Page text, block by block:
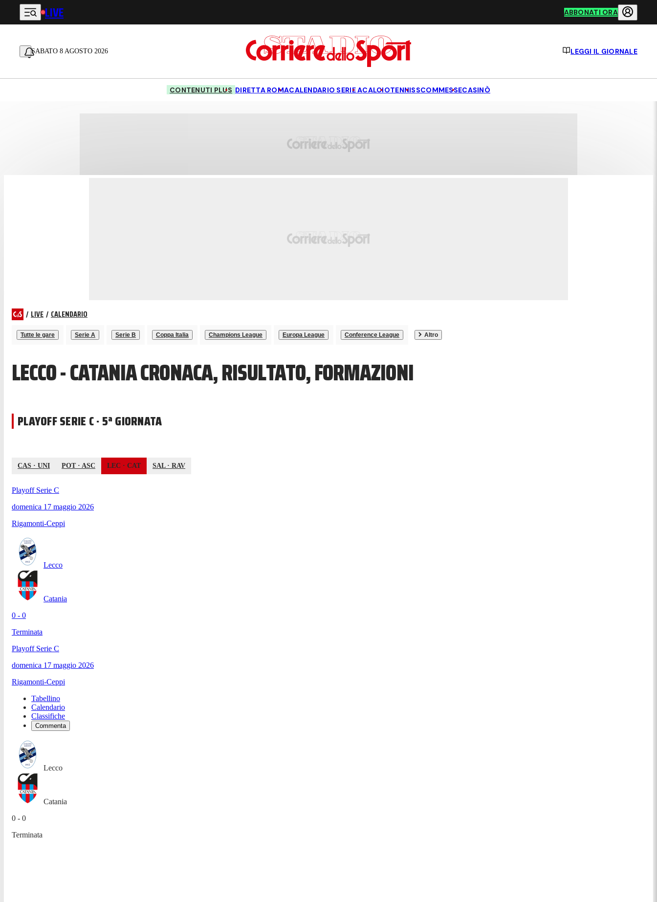
Vai al contenuto principale
LIVE ABBONATI ORA
SABATO 8 AGOSTO 2026 LEGGI IL GIORNALE
CONTENUTI PLUS DIRETTA ROMACALENDARIO SERIE ACALCIOTENNISSCOMMESSECASINÒ
/ LIVE / CALENDARIO
Tutte le gare Serie A Serie B Coppa Italia Champions League Europa League Conference League Altro
LECCO - CATANIA CRONACA, RISULTATO, FORMAZIONI
PLAYOFF SERIE C · 5ª GIORNATA
CAS · UNI POT· ASC LEC · CAT SAL· RAV
Playoff Serie C
domenica 17 maggio 2026
Rigamonti-Ceppi
Lecco
Catania
0 - 0
Terminata
Playoff Serie C
domenica 17 maggio 2026
Rigamonti-Ceppi
Tabellino
Calendario
Classifiche
Commenta
Lecco
Catania
0 - 0
Terminata